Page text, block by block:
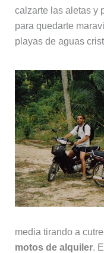
calzarte las aletas y
para quedarte
playas de aguas
media tirando a
motos de alquiler.